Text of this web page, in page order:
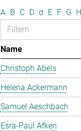
A B C D d E F G H
Name
Christoph Abels
Helena Ackermann
Samuel Aeschbach
Esra-Paul Afken